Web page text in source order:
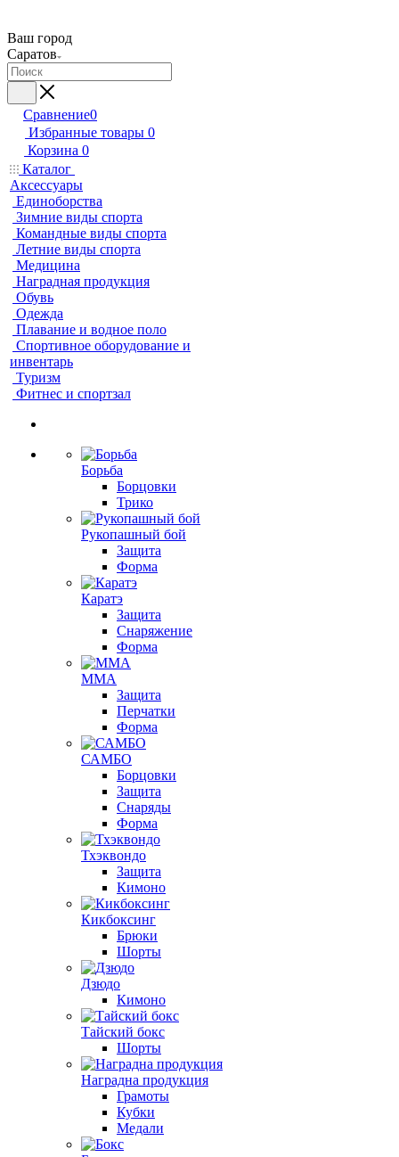
Ваш город
Саратов
Сравнение0
Избранные товары 0
Корзина 0
Каталог
Аксессуары
Единоборства
Зимние виды спорта
Командные виды спорта
Летние виды спорта
Медицина
Наградная продукция
Обувь
Одежда
Плавание и водное поло
Спортивное оборудование и
инвентарь
Туризм
Фитнес и спортзал
Борьба
Борцовки
Трико
Рукопашный бой
Защита
Форма
Каратэ
Защита
Снаряжение
Форма
ММА
Защита
Перчатки
Форма
САМБО
Борцовки
Защита
Снаряды
Форма
Тхэквондо
Защита
Кимоно
Кикбоксинг
Брюки
Шорты
Дзюдо
Кимоно
Тайский бокс
Шорты
Наградна продукция
Грамоты
Кубки
Медали